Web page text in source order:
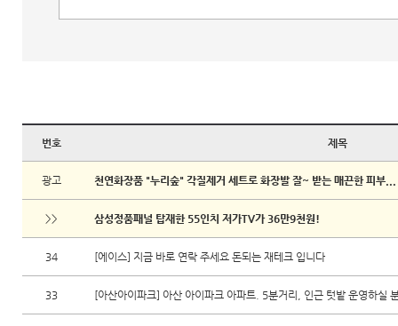
번호 제목
광고 천연화장품 "누리숲" 각질제거 세트로 화장발 잘~ 받는 매끈한 피부...
>> 삼성정품패널 탑재한 55인치 저가TV가 36만9천원!
34 [에이스] 지금 바로 연락 주세요 돈되는 재테크 입니다
33 [아산아이파크] 아산 아이파크 아파트. 5분거리, 인근 텃밭 운영하실